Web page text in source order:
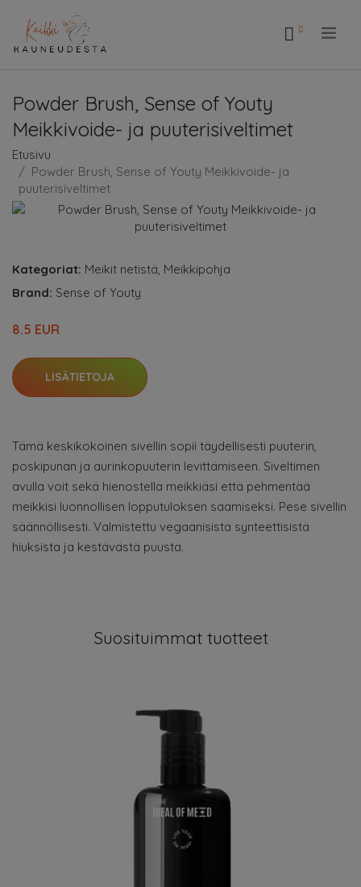
Powder Brush, Sense of Youty
Meikkivoide- ja puuterisiveltimet
Etusivu
Powder Brush, Sense of Youty Meikkivoide- ja
puuterisiveltimet
Kategoriat: Meikit netistä, Meikkipohja
Brand: Sense of Youty
8.5 EUR
LISÄTIETOJA
Tämä keskikokoinen sivellin sopii täydellisesti puuterin,
poskipunan ja aurinkopuuterin levittämiseen. Siveltimen
avulla voit sekä hienostella meikkiäsi että pehmentää
meikkisi luonnollisen lopputuloksen saamiseksi. Pese sivellin
säännöllisesti. Valmistettu vegaanisista synteettisistä
hiuksista ja kestävästä puusta.
Suosituimmat tuotteet